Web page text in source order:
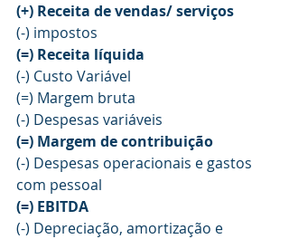
(+) Receita de vendas/ serviços
(-) impostos
(=) Receita líquida
(-) Custo Variável
(=) Margem bruta
(-) Despesas variáveis
(=) Margem de contribuição
(-) Despesas operacionais e gastos
com pessoal
(=) EBITDA
(-) Depreciação, amortização e